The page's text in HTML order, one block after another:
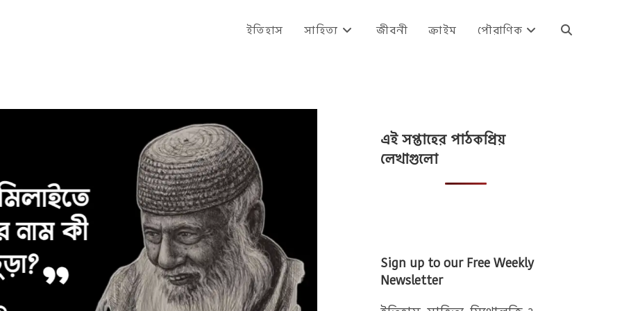
ইতিহাস সাহিত্য জীবনী ক্রাইম পৌরাণিক Toggle
এই সপ্তাহের পাঠকপ্রিয়
লেখাগুলো
Sign up to our Free Weekly
Newsletter